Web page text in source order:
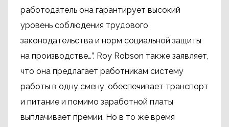
работодатель она гарантирует высокий
уровень соблюдения трудового
законодательства и норм социальной защиты
на производстве…”. Roy Robson также заявляет,
что она предлагает работникам систему
работы в одну смену, обеспечивает транспорт
и питание и помимо заработной платы
выплачивает премии. Но в то же время